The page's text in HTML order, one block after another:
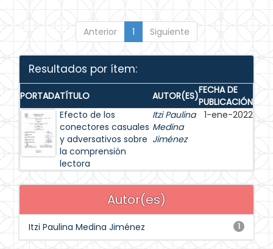
Anterior 1 Siguiente
Resultados por ítem:
PORTADATÍTULO AUTOR(ES)FECHA DE
PUBLICACIÓN
Efecto de los
conectores casuales
y adversativos sobre
la comprensión
lectora
Itzi Paulina
Medina
Jiménez
1-ene-2022
Autor(es)
1
Itzi Paulina Medina Jiménez